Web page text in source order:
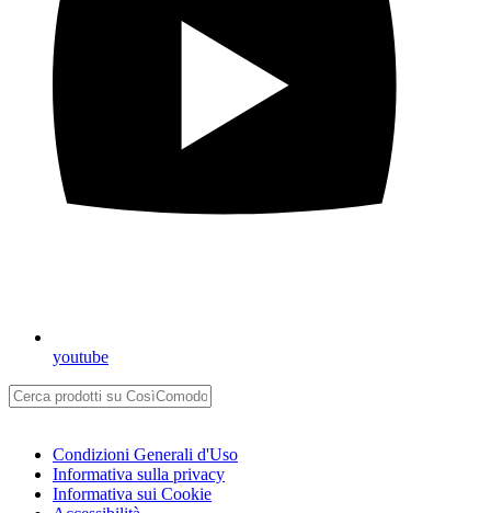
youtube
Condizioni Generali d'Uso
Informativa sulla privacy
Informativa sui Cookie